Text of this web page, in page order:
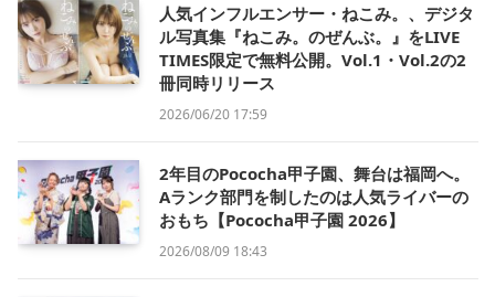
人気インフルエンサー・ねこみ。、デジタ
ル写真集『ねこみ。のぜんぶ。』をLIVE
TIMES限定で無料公開。Vol.1・Vol.2の2
冊同時リリース
2026/06/20 17:59
2年目のPococha甲子園、舞台は福岡へ。
Aランク部門を制したのは人気ライバーの
おもち【Pococha甲子園 2026】
2026/08/09 18:43